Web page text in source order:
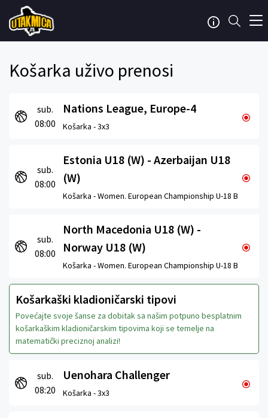
Košarka uživo prenosi
sub.
08:00
Nations League, Europe-4
Košarka -3x3
sub.
08:00
Estonia U18 (W) - Azerbaijan U18
(W)
Košarka -Women. European Championship U-18 B
sub.
08:00
North Macedonia U18 (W) -
Norway U18 (W)
Košarka -Women. European Championship U-18 B
Košarkaški kladioničarski tipovi
Povećajte svoje šanse za dobitak sa našim potpuno besplatnim
košarkaškim kladioničarskim tipovima koji se temelje na
matematički preciznoj analizi!
sub.
08:20
Uenohara Challenger
Košarka -3x3